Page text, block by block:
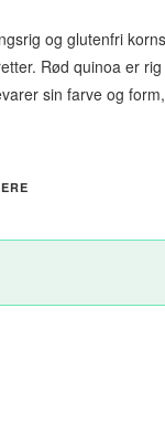
og glutenfri
Rød quinoa er
sin farve og